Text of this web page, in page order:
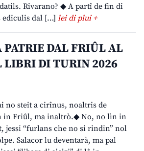
Rivarano? ◆ A partî de fin di
ediculis dal […] lei di plui +
PATRIE DAL FRIÛL AL
LIBRI DI TURIN 2026
no steit a cirînus, noaltris de
in Friûl, ma inaltrò.◆ No, no lìn in
jessi “furlans che no si rindin” nol
Salacor lu deventarà, ma pal